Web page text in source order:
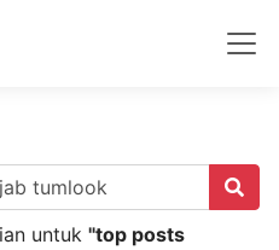
untuk "top posts